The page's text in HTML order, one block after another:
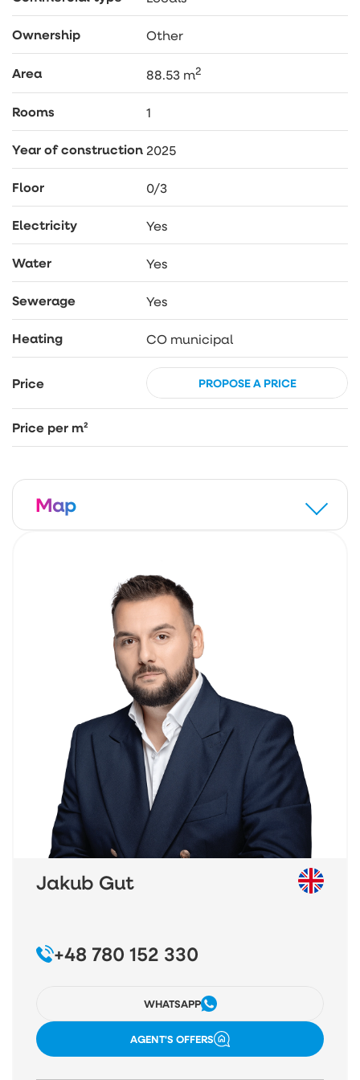
Ownership Other
Area 88.53 m2
Rooms 1
Year of construction 2025
Floor 0/3
Electricity Yes
Water Yes
Sewerage Yes
Heating CO municipal
Price PROPOSE A PRICE
Price per m²
Map
Jakub Gut
+48 780 152 330
WHATSAPP
AGENT'S OFFERS